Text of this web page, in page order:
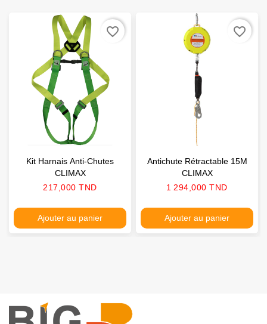
Kit Harnais Anti-Chutes
CLIMAX
Prix
217,000 TND
Ajouter au panier
favorite_border
Antichute Rétractable 15M
CLIMAX
Prix
1 294,000 TND
Ajouter au panier
favorite_border